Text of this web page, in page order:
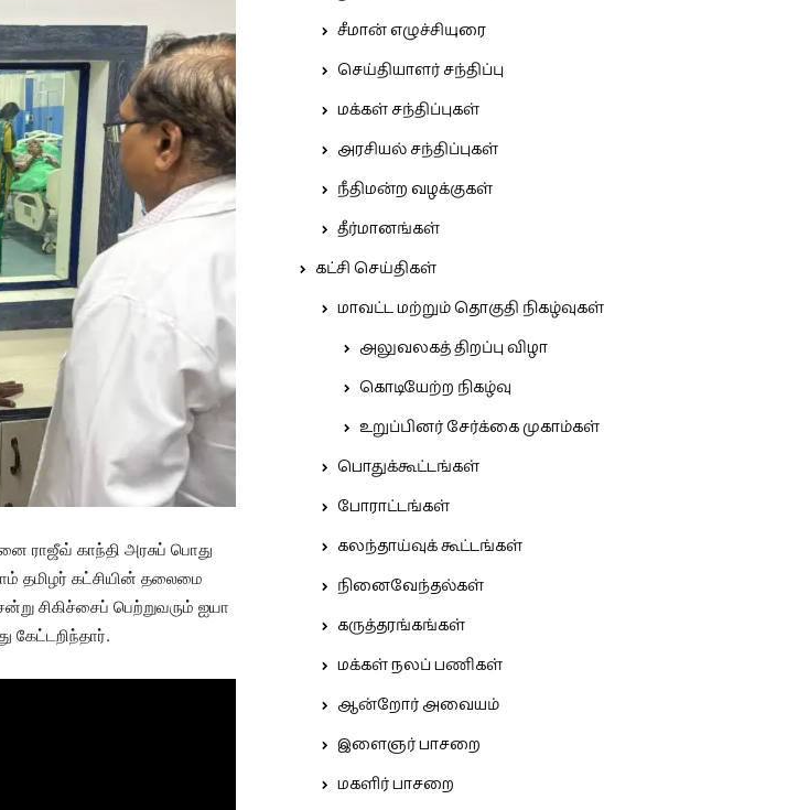
ராஜீவ் காந்தி அரசுப் பொது
தமிழர் கட்சியின் தலைமை
சிகிச்சைப் பெற்றுவரும் ஐயா
கேட்டறிந்தார்.
சீமான் எழுச்சியுரை
செய்தியாளர் சந்திப்பு
மக்கள் சந்திப்புகள்
அரசியல் சந்திப்புகள்
நீதிமன்ற வழக்குகள்
தீர்மானங்கள்
கட்சி செய்திகள்
மாவட்ட மற்றும் தொகுதி நிகழ்வுகள்
அலுவலகத் திறப்பு விழா
கொடியேற்ற நிகழ்வு
உறுப்பினர் சேர்க்கை முகாம்கள்
பொதுக்கூட்டங்கள்
போராட்டங்கள்
கலந்தாய்வுக் கூட்டங்கள்
நினைவேந்தல்கள்
கருத்தரங்கங்கள்
மக்கள் நலப் பணிகள்
ஆன்றோர் அவையம்
இளைஞர் பாசறை
மகளிர் பாசறை